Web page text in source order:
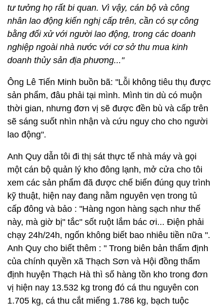
tư tưởng họ rất bi quan. Vì vậy, cán bộ và công
nhân lao động kiến nghị cấp trên, cần có sự công
bằng đối xử với người lao động, trong các doanh
nghiệp ngoài nhà nước với cơ sở thu mua kinh
doanh thủy sản địa phương..."
Ông Lê Tiến Minh buồn bã: "Lỗi không tiêu thụ được
sản phẩm, đâu phải tại mình. Mình tin dù có muộn
thời gian, nhưng đơn vị sẽ được đền bù và cấp trên
sẽ sáng suốt nhìn nhận và cứu nguy cho cho người
lao động".
Anh Quy dẫn tôi đi thị sát thực tế nhà máy và gọi
một cán bộ quản lý kho đông lạnh, mở cửa cho tôi
xem các sản phẩm đã được chế biến đúng quy trình
kỹ thuật, hiện nay đang nằm nguyên vẹn trong tủ
cấp đông và bảo : "Hàng ngon hàng sạch như thế
này, mà giờ bị" tắc" sốt ruột lắm bác ơi... Điện phải
chạy 24h/24h, ngốn không biết bao nhiêu tiền nữa ".
Anh Quy cho biết thêm : " Trong biên bản thẩm định
của chính quyền xã Thạch Sơn và Hội đồng thẩm
định huyện Thạch Hà thì số hàng tồn kho trong đơn
vị hiện nay 13.532 kg trong đó cá thu nguyên con
1.705 kg, cá thu cắt miếng 1.786 kg, bạch tuộc